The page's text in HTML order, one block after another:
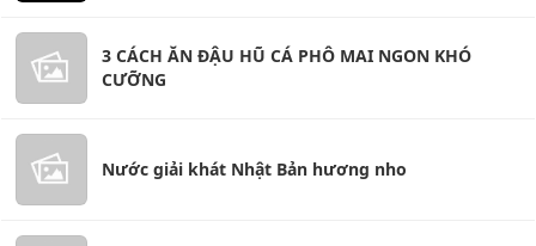
3 CÁCH ĂN ĐẬU HŨ CÁ PHÔ MAI NGON KHÓ
CƯỠNG
Nước giải khát Nhật Bản hương nho